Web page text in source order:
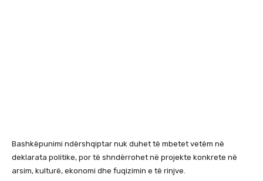
Bashkëpunimi ndërshqiptar nuk duhet të mbetet vetëm në
deklarata politike, por të shndërrohet në projekte konkrete në
arsim, kulturë, ekonomi dhe fuqizimin e të rinjve.